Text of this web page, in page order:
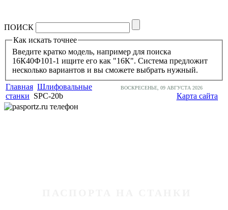
ПОИСК
Как искать точнее
Введите кратко модель, например для поиска
16К40Ф101-1 ищите его как "16К". Система предложит
несколько вариантов и вы сможете выбрать нужный.
Главная Шлифовальные
станки SPC-20b
ВОСКРЕСЕНЬЕ, 09 АВГУСТА 2026
Карта сайта